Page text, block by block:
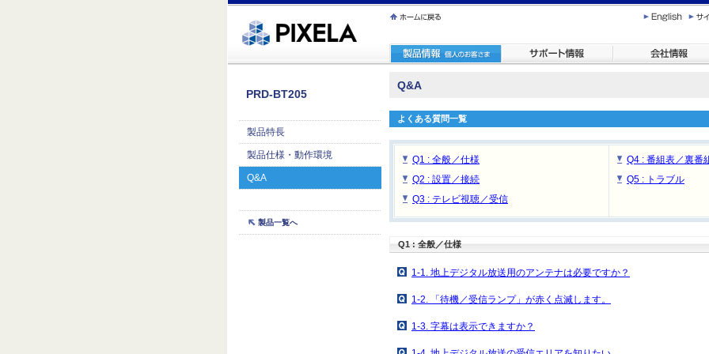
ｸ蜀�ｒ遘ｻ蜍輔☆繧九◆繧√�繝ｪ繝ｳ繧ｯ縺ｧ縺吶�
PRD-BT205
製品特長
製品仕様・動作環境
Q&A
製品一覧へ
Q&A
よくある質問一覧
Q1 : 全般／仕様
Q2 : 設置／接続
Q3 : テレビ視聴／受信
Q4 : 番組表／裏番
Q5 : トラブル
Q1 : 全般／仕様
1-1. 地上デジタル放送用のアンテナは必要ですか？
1-2. 「待機／受信ランプ」が赤く点滅します。
1-3. 字幕は表示できますか？